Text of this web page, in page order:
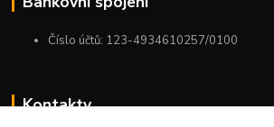
Číslo účtů: 123-4934610257/0100
Kontakty